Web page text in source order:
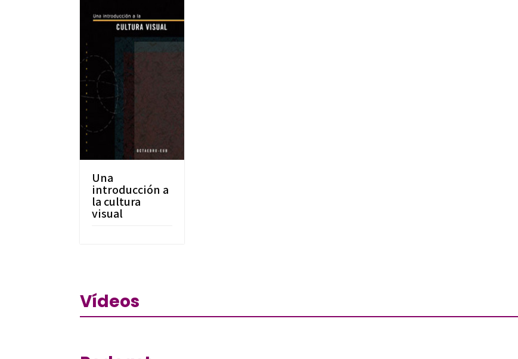
Una
introducción a
la cultura
visual
Vídeos